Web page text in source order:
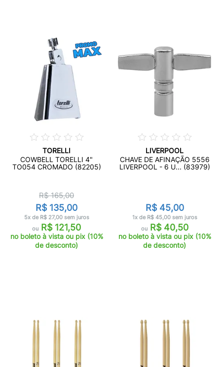
TORELLI
COWBELL TORELLI 4"
TO054 CROMADO (82205)
R$ 165,00
R$ 135,00
5x de R$ 27,00 sem juros
ou R$ 121,50
no boleto à vista ou pix (10%
de desconto)
LIVERPOOL
CHAVE DE AFINAÇÃO 5556
LIVERPOOL - 6 U... (83979)
R$ 45,00
1x de R$ 45,00 sem juros
ouR$ 40,50
no boleto à vista ou pix (10%
de desconto)